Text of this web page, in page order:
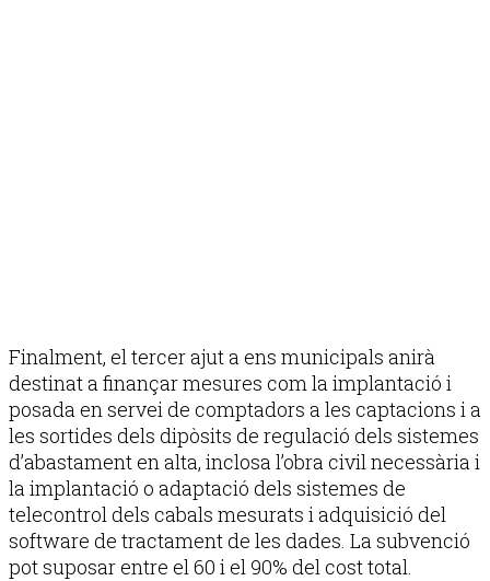
Finalment, el tercer ajut a ens municipals anirà
destinat a finançar mesures com la implantació i
posada en servei de comptadors a les captacions i a
les sortides dels dipòsits de regulació dels sistemes
d’abastament en alta, inclosa l’obra civil necessària i
la implantació o adaptació dels sistemes de
telecontrol dels cabals mesurats i adquisició del
software de tractament de les dades. La subvenció
pot suposar entre el 60 i el 90% del cost total.